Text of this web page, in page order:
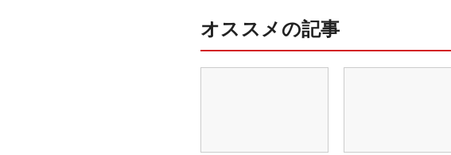
オススメの記事